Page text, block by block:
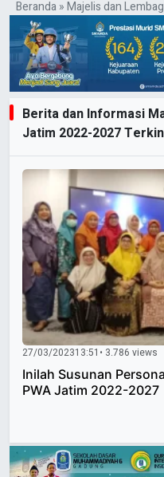
Beranda»Majelis dan
Berita dan Informasi
Jatim 2022-2027
27/03/202313:51 • 3.786 views
Inilah Susunan
PWA Jatim 2022-2027